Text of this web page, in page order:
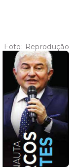
Foto: Reprodução